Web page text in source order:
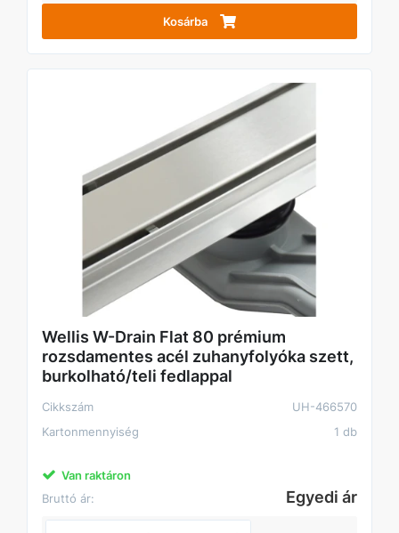
Kosárba
Wellis W-Drain Flat 80 prémium
rozsdamentes acél zuhanyfolyóka szett,
burkolható/teli fedlappal
Cikkszám
UH-466570
Kartonmennyiség
1 db
Van raktáron
Bruttó ár:
Egyedi ár